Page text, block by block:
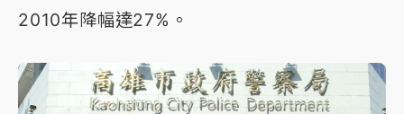
2010年降幅達27%。